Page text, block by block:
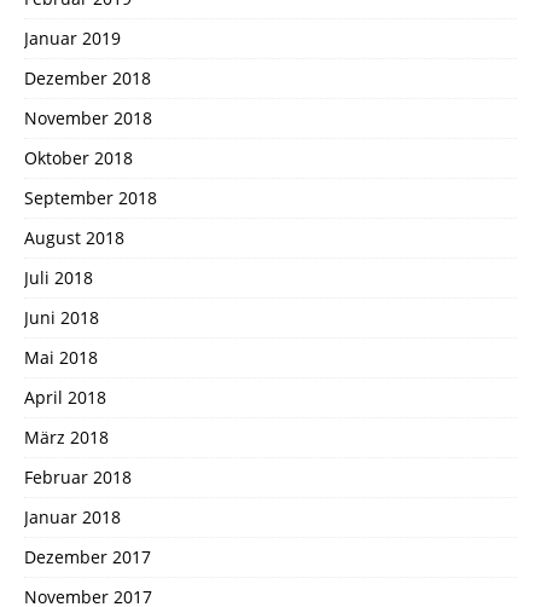
Januar 2019
Dezember 2018
November 2018
Oktober 2018
September 2018
August 2018
Juli 2018
Juni 2018
Mai 2018
April 2018
März 2018
Februar 2018
Januar 2018
Dezember 2017
November 2017